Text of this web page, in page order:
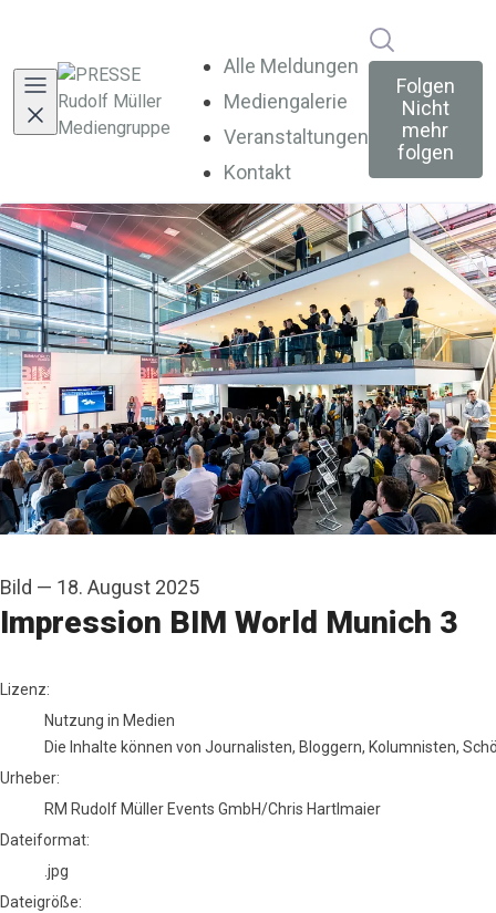
Alle Meldungen
Mediengalerie
Veranstaltungen
Kontakt
Folgen
Nicht
mehr
folgen
Bild — 18. August 2025
Impression BIM World Munich 3
RM Rudolf Müller Events GmbH/Chris Hartlmaier
Lizenz:
Nutzung in Medien
Die Inhalte können von Journalisten, Bloggern, Kolumnisten,
Urheber:
RM Rudolf Müller Events GmbH/Chris Hartlmaier
Dateiformat:
.jpg
Dateigröße: